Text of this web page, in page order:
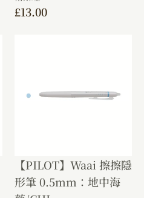
£13.00
【PILOT】Waai 擦擦隱
形筆 0.5mm：地中海